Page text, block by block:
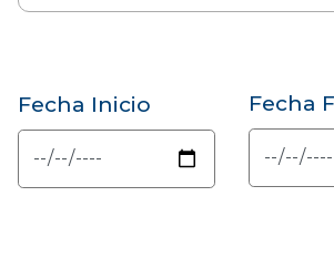
Fecha Inicio Fecha